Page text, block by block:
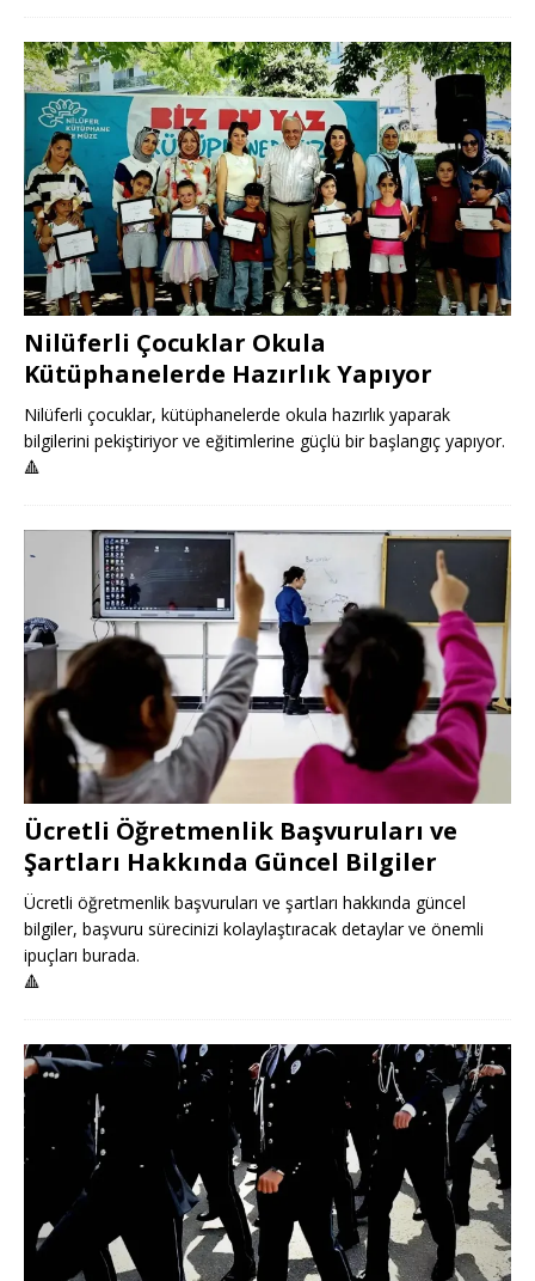
Nilüferli Çocuklar Okula
Kütüphanelerde Hazırlık Yapıyor
Nilüferli çocuklar, kütüphanelerde okula hazırlık yaparak
bilgilerini pekiştiriyor ve eğitimlerine güçlü bir başlangıç yapıyor.
🔺
Ücretli Öğretmenlik Başvuruları ve
Şartları Hakkında Güncel Bilgiler
Ücretli öğretmenlik başvuruları ve şartları hakkında güncel
bilgiler, başvuru sürecinizi kolaylaştıracak detaylar ve önemli
ipuçları burada.
🔺